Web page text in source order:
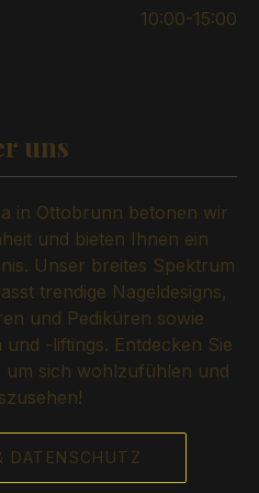
10:00-15:00
uns
in Ottobrunn betonen wir
und bieten Ihnen ein
Unser breites Spektrum
trendige Nageldesigns,
und Pediküren sowie
-liftings. Entdecken Sie
um sich wohlzufühlen und
DATENSCHUTZ